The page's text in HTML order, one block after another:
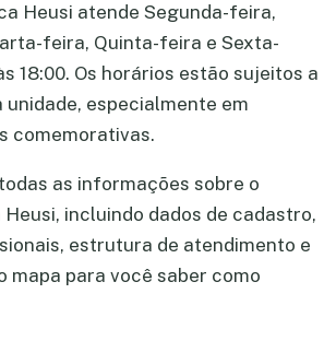
Heusi atende Segunda-feira,
feira, Quinta-feira e Sexta-
18:00. Os horários estão sujeitos a
especialmente em
comemorativas.
as informações sobre o
incluindo dados de cadastro,
estrutura de atendimento e
mapa para você saber como